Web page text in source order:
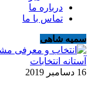
درباره ما
تماس با ما
سمیه شاهی
16 دسامبر 2019